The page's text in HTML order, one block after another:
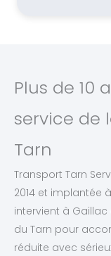
Plus de 10
service de
Tarn
Transport Tarn
2014 et implantée
intervient à
du Tarn pour
réduite avec